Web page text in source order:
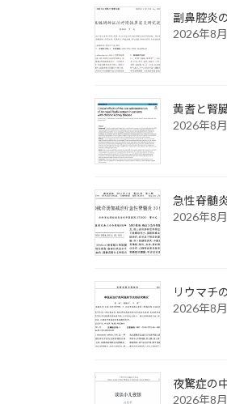
副鼻腔炎
2026年8
黄耆と腎
2026年8
急性脊髄
2026年8
リウマチ
2026年8
夜驚症の
2026年8